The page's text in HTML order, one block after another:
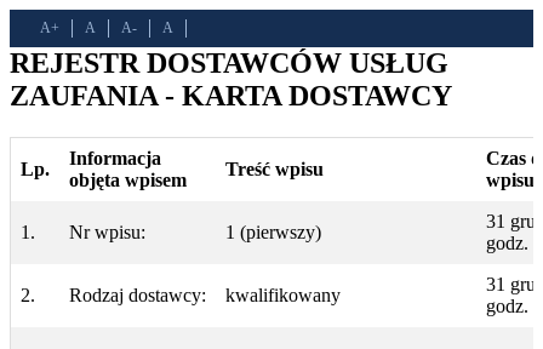
A+ A A- A
REJESTR DOSTAWCÓW USŁUG
ZAUFANIA - KARTA DOSTAWCY
Lp.
Informacja
objęta wpisem
Treść wpisu
Czas
wpisu
1. Nr wpisu: 1 (pierwszy)
31
godz.
2. Rodzaj dostawcy: kwalifikowany
31
godz.